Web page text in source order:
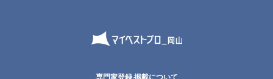
専門家登録·掲載について